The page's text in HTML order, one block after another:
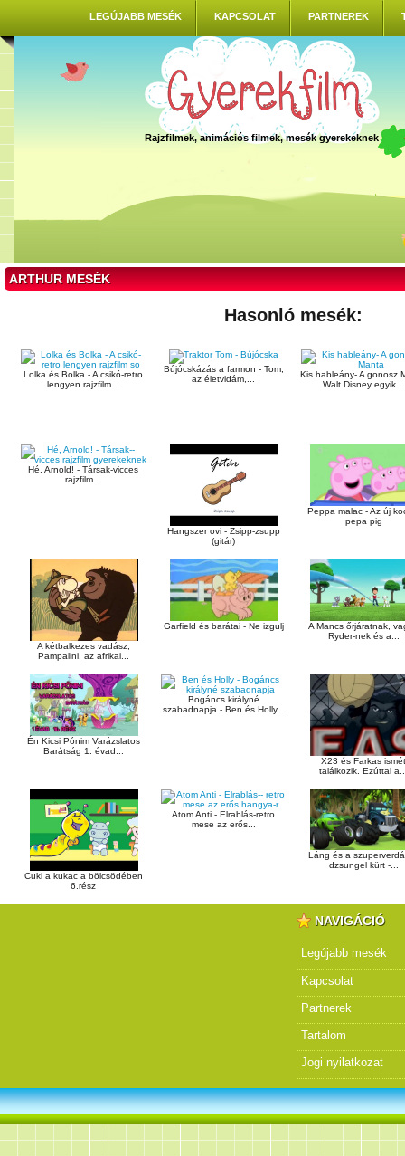
LEGÚJABB MESÉK KAPCSOLAT PARTNEREK
Rajzfilmek, animációs filmek, mesék gyerekeknek
ARTHUR MESÉK
Hasonló mesék:
Lolka és Bolka - A csikó-retro
lengyen rajzfilm...
Bújócskázás a farmon - Tom,
az életvidám,...
Kis hableány- A gonosz
Walt Disney egyik...
Hé, Arnold! - Társak-vicces
rajzfilm...
Hangszer ovi - Zsipp-zsupp
(gitár)
Peppa malac - Az új
pepa pig
A kétbalkezes vadász,
Pampalini, az afrikai...
Garfield és barátai - Ne izgulj
A Mancs őrjáratnak,
Ryder-nek és a...
Én Kicsi Pónim Varázslatos
Barátság 1. évad...
Bogáncs királyné
szabadnapja - Ben és Holly...
X23 és Farkas
találkozik. Ezúttal
Cuki a kukac a bölcsödében
6.rész
Atom Anti - Elrablás-retro
mese az erős...
Láng és a
dzsungel kürt -...
NAVIGÁCIÓ
Legújabb mesék
Kapcsolat
Partnerek
Tartalom
Jogi nyilatkozat